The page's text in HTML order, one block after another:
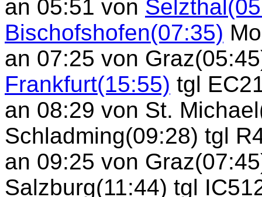
an 05:51 von
Bischofshofen(07:35)
an 07:25 von
Frankfurt(15:55) tgl
an 08:29 von St.
Schladming(09:28) tgl
an 09:25 von
Salzburg(11:44) tgl